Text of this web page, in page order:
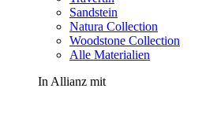
Sandstein
Natura Collection
Woodstone Collection
Alle Materialien
In Allianz mit